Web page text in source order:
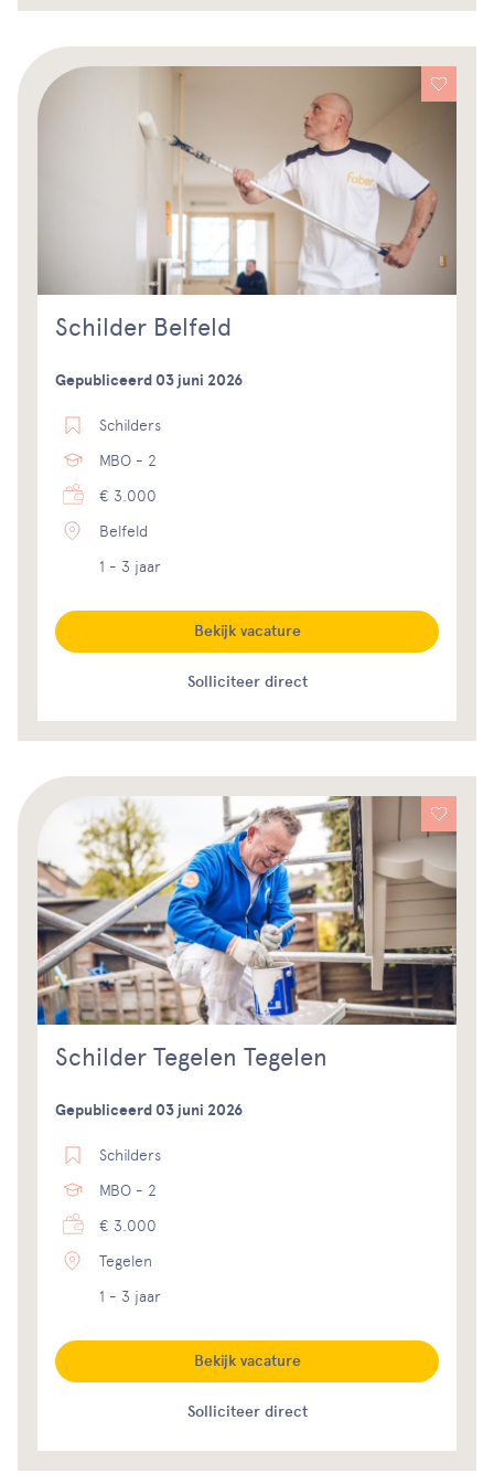
Schilder Belfeld
Gepubliceerd 03 juni 2026
Schilders
MBO - 2
€ 3.000
Belfeld
1 - 3 jaar
Solliciteer direct
Bekijk vacature
Schilder Tegelen Tegelen
Gepubliceerd 03 juni 2026
Schilders
MBO - 2
€ 3.000
Tegelen
1 - 3 jaar
Solliciteer direct
Bekijk vacature